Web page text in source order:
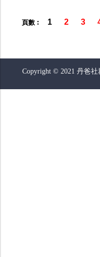
頁數︰ 1 2 3
Copyright © 2021 丹爸社